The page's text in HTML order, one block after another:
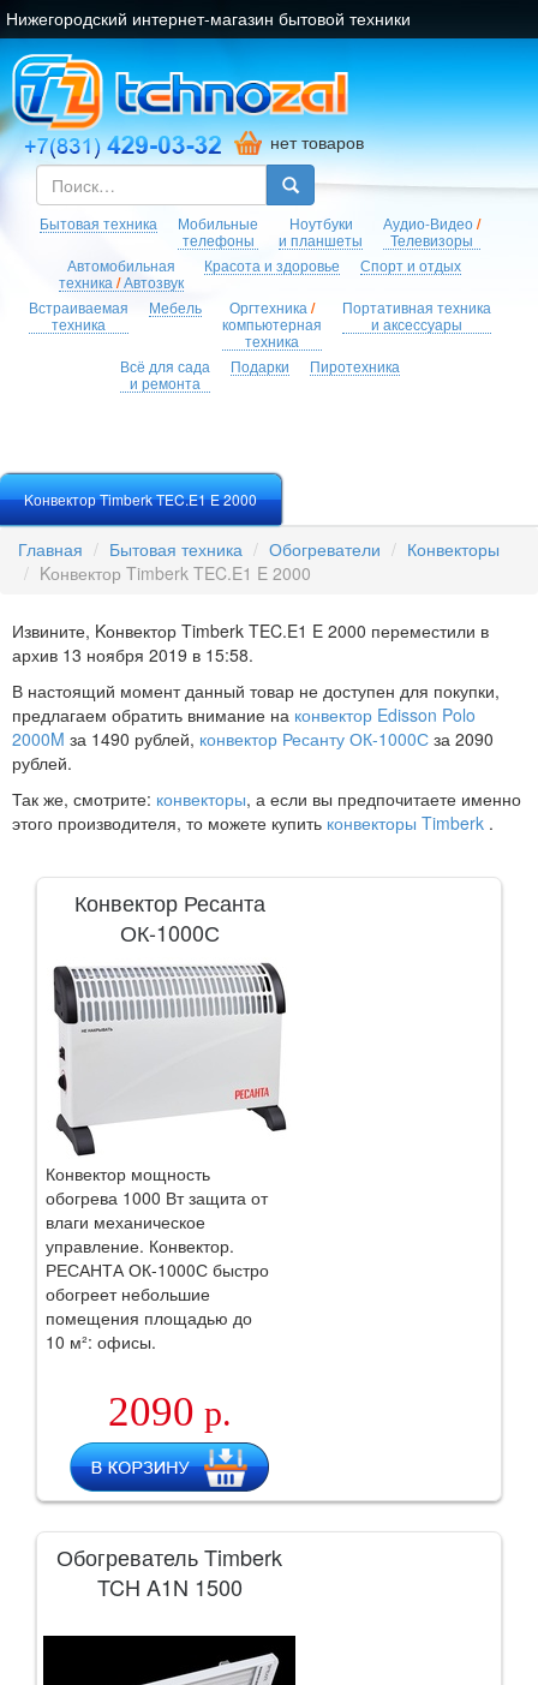
Нижегородский интернет-магазин бытовой техники
нет товаров
Бытовая техника
Мобильные
телефоны
Ноутбуки
и планшеты
Аудио-Видео/
Телевизоры
Автомобильная
техника /Автозвук
Красота и здоровье Спорт и отдых
Встраиваемая
техника
Мебель Оргтехника /
компьютерная
техника
Портативная техника
и аксессуары
Всё для сада
и ремонта
Подарки Пиротехника
Kонвектор Timberk TEC.E1 E 2000
Главная Бытовая техника Обогреватели
Конвекторы
Kонвектор Timberk TEC.E1 E 2000
Извините, Kонвектор Timberk TEC.E1 E 2000 переместили в
архив 13 ноября 2019 в 15:58.
В настоящий момент данный товар не доступен для покупки,
предлагаем обратить внимание на конвектор Edisson Polo
2000M за 1490 рублей, конвектор Ресанту ОК-1000С за 2090
рублей.
Так же, смотрите: конвекторы, а если вы предпочитаете именно
этого производителя, то можете купить конвекторы Timberk .
Конвектор Ресанта
ОК-1000С
Конвектор мощность
обогрева 1000 Вт защита от
влаги механическое
управление. Конвектор.
РЕСАНТА ОК-1000С быстро
обогреет небольшие
помещения площадью до
10 м²: офисы.
2090 р.
Обогреватель Timberk
TCH A1N 1500